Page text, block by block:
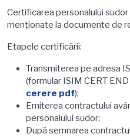
Certificarea personalului
menţionate la documente de
Etapele certificării:
Transmiterea pe adresa
(formular ISIM CERT
cerere pdf);
Emiterea contractului
personalului sudor;
După semnarea